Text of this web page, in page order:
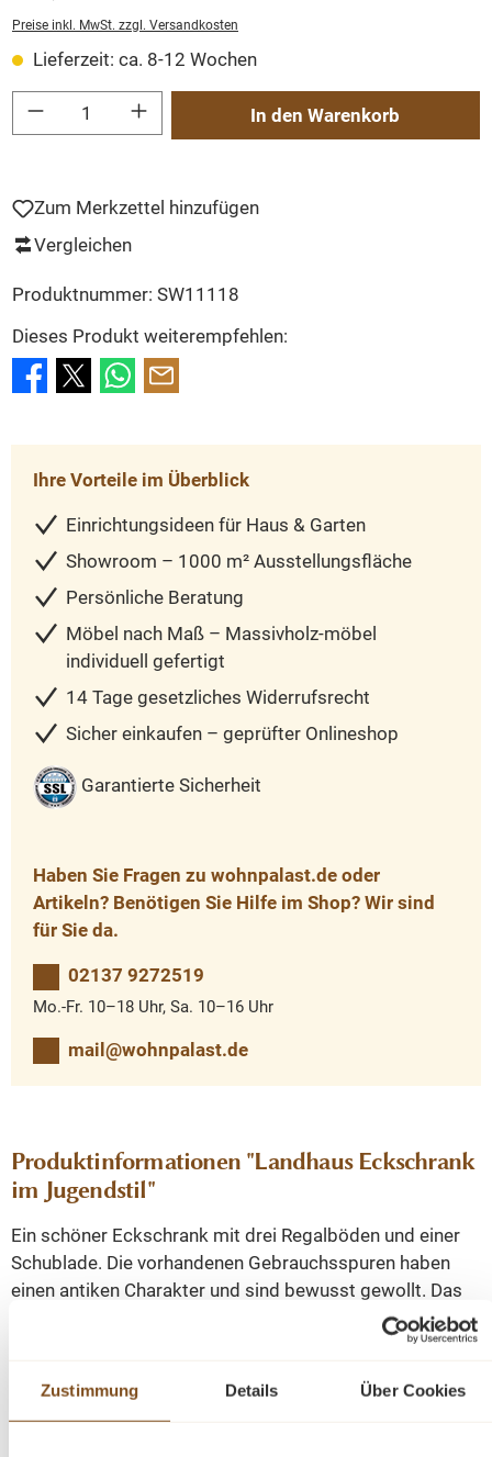
Zustimmung Details Über Cookies
Preise inkl. MwSt. zzgl. Versandkosten
Lieferzeit: ca. 8-12 Wochen
Produkt Anzahl: Gib den gewünschten Wert ein oder benutze die Schaltflächen
In den Warenkorb
Zum Merkzettel hinzufügen
Vergleichen
Produktnummer: SW11118
Dieses Produkt weiterempfehlen:
Ihre Vorteile im Überblick
Einrichtungsideen für Haus & Garten
Showroom – 1000 m² Ausstellungsfläche
Persönliche Beratung
Möbel nach Maß – Massivholz-möbel
individuell gefertigt
14 Tage gesetzliches Widerrufsrecht
Sicher einkaufen – geprüfter Onlineshop
Garantierte Sicherheit
Haben Sie Fragen zu wohnpalast.de oder
Artikeln? Benötigen Sie Hilfe im Shop? Wir sind
für Sie da.
02137 9272519
Mo.-Fr. 10–18 Uhr, Sa. 10–16 Uhr
mail@wohnpalast.de
Produktinformationen "Landhaus Eckschrank
im Jugendstil"
Ein schöner Eckschrank mit drei Regalböden und einer
Schublade. Die vorhandenen Gebrauchsspuren haben
einen antiken Charakter und sind bewusst gewollt. Das
Antikwachs veredelt das Holz und die zusätzliche Politur
gibt dem Schrank einen leichten, seidenmatten Glanz.
hochwertiges und zeitloses Möbelstück, welches überall
in Ihrem Haus einen prägenden Eindruck hinterlässt und